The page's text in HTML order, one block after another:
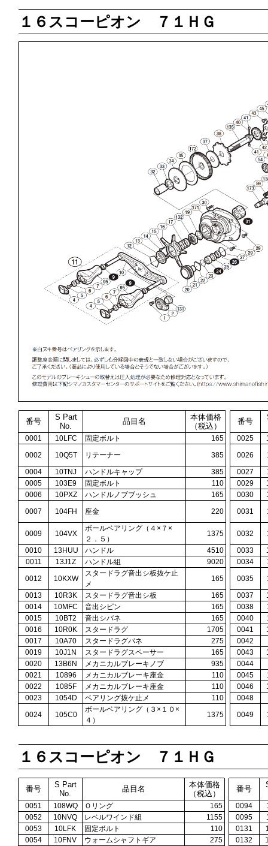
１６スコーピオン ７１ＨＧ
番号
S Part
No.
品目名
本体価格
（税込）
番号
0001 10LFC 固定ボルト 165 0025
0002
10Q5T リテーナー 385 0026
0004
10TNJ ハンドルキャップ 385 0027
0005
103E9 固定ボルト 110 0029
0006
10PXZ ハンドルノブブッシュ 165 0030
0007
104FH 座金 220 0031
0009 104VX
ボールベアリング（４×７×
２．５）
1375 0032
0010
13HUU ハンドル 4510 0033
0011
13J1Z ハンドル組 9020 0034
0012
10KXW
スタードラグ音出シ板抜ケ止
メ
165 0035
0013
10R3K スタードラグ音出シ板 165 0037
0014
10MFC 音出シピン 165 0038
0015
10BT2 音出シバネ 165 0040
0016
10R0K スタードラグ 1705 0041
0017
10A70 スタードラグバネ 275 0042
0019
10J1N スタードラグスペーサー 165 0043
0020
13B6N メカニカルブレーキノブ 935 0044
0021
10896 メカニカルブレーキ座金 110 0045
0022
1085F メカニカルブレーキ座金 110 0046
0023
1054D ベアリング抜ケ止メ 110 0048
0024
105C0
ボールベアリング（３×１０×
４）
1375 0049
１６スコーピオン ７１ＨＧ
番号
S Part
No.
品目名
本体価格
（税込）
番号
0051 108WQ Ｏリング 165 0094
0052
10NVQ レベルワインド組 1155 0095
0053
10LFK 固定ボルト 110 0131
0054
10FNV ウォームシャフトギア 275 0132